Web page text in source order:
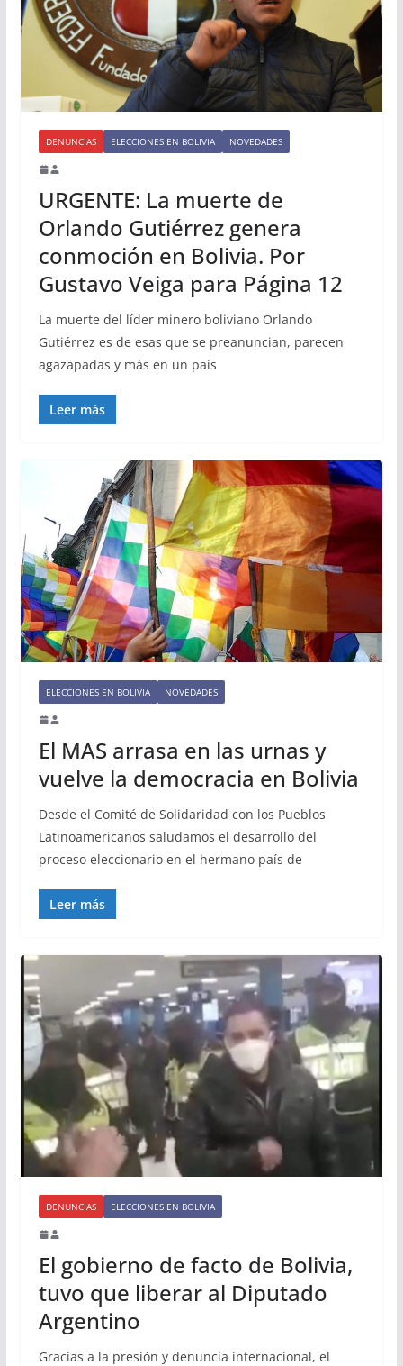
DENUNCIAS ELECCIONES EN BOLIVIA NOVEDADES
URGENTE: La muerte de
Orlando Gutiérrez genera
conmoción en Bolivia. Por
Gustavo Veiga para Página 12
La muerte del líder minero boliviano Orlando
Gutiérrez es de esas que se preanuncian, parecen
agazapadas y más en un país
Leer más
ELECCIONES EN BOLIVIA NOVEDADES
El MAS arrasa en las urnas y
vuelve la democracia en Bolivia
Desde el Comité de Solidaridad con los Pueblos
Latinoamericanos saludamos el desarrollo del
proceso eleccionario en el hermano país de
Leer más
DENUNCIAS ELECCIONES EN BOLIVIA
El gobierno de facto de Bolivia,
tuvo que liberar al Diputado
Argentino
Gracias a la presión y denuncia internacional, el